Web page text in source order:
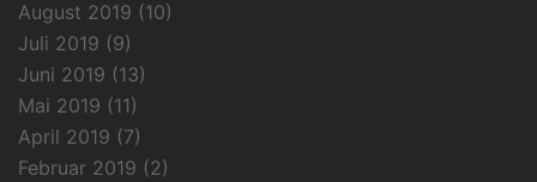
August 2019 (10)
Juli 2019 (9)
Juni 2019 (13)
Mai 2019 (11)
April 2019 (7)
Februar 2019 (2)